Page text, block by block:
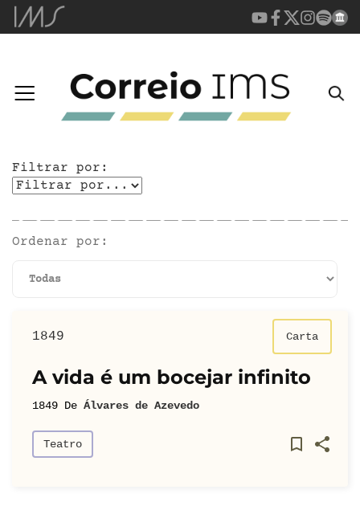
Filtrar por:
Ordenar por:
1849 Carta
A vida é um bocejar infinito
1849 De Álvares de Azevedo
Teatro